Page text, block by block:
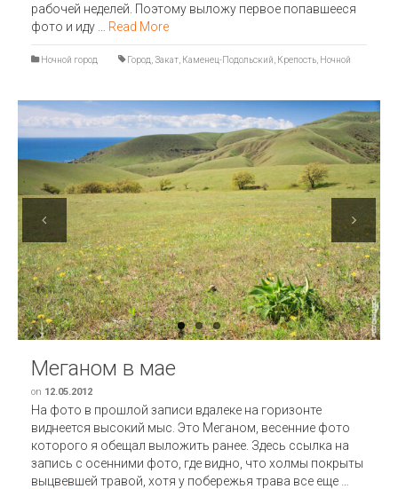
рабочей неделей. Поэтому выложу первое попавшееся
фото и иду … Read More
Ночной город Город Закат Каменец-Подольский Крепость Ночной
Previous Next
Меганом в мае
on 12.05.2012
На фото в прошлой записи вдалеке на горизонте
виднеется высокий мыс. Это Меганом, весенние фото
которого я обещал выложить ранее. Здесь ссылка на
запись с осенними фото, где видно, что холмы покрыты
выцвевшей травой, хотя у побережья трава все еще …